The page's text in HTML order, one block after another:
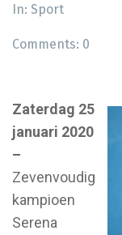
In: Sport
Comments: 0
Zaterdag 25
januari 2020
–
Zevenvoudig
kampioen
Serena